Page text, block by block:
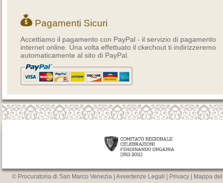
Pagamenti Sicuri
Accettiamo il pagamento con PayPal - il servizio di pagamento
internet online. Una volta effettuato il ckechout ti indirizzeremo
automaticamente al sito di PayPal.
© Procuratoria di San Marco Venezia | Avvertenze Legali Privacy Mappa